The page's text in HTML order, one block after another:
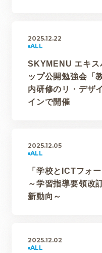
2025.12.22
SKYMENU エキ
ップ公開勉強会「
内研修のリ・デザ
インで開催
2025.12.05
「学校とICTフォ
～学習指導要領改
新動向～
2025.12.02